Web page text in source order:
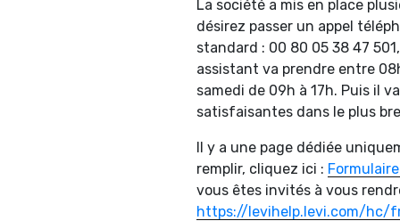
La société a mis en place
désirez passer un appel
standard : 00 80 05 38 47
assistant va prendre entre
samedi de 09h à 17h. Puis il
satisfaisantes dans le plus
Il y a une page dédiée
remplir, cliquez ici :
vous êtes invités à vous
https://levihelp.levi.com/hc/